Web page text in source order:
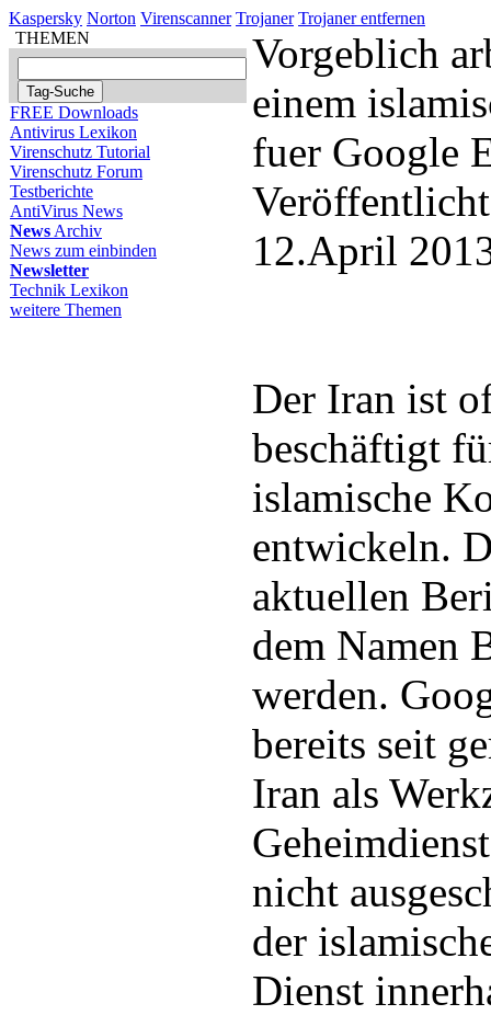
Kaspersky Norton Virenscanner Trojaner Trojaner entfernen
THEMEN
FREE Downloads
Antivirus Lexikon
Virenschutz Tutorial
Virenschutz Forum
Testberichte
AntiVirus News
News Archiv
News zum einbinden
Newsletter
Technik Lexikon
weitere Themen
Vorgeblich
einem
fuer Google
12.April
Der Iran ist
beschäftigt
islamische
entwickeln.
aktuellen
dem Namen
werden.
bereits seit
Iran als
nicht
der
Dienst